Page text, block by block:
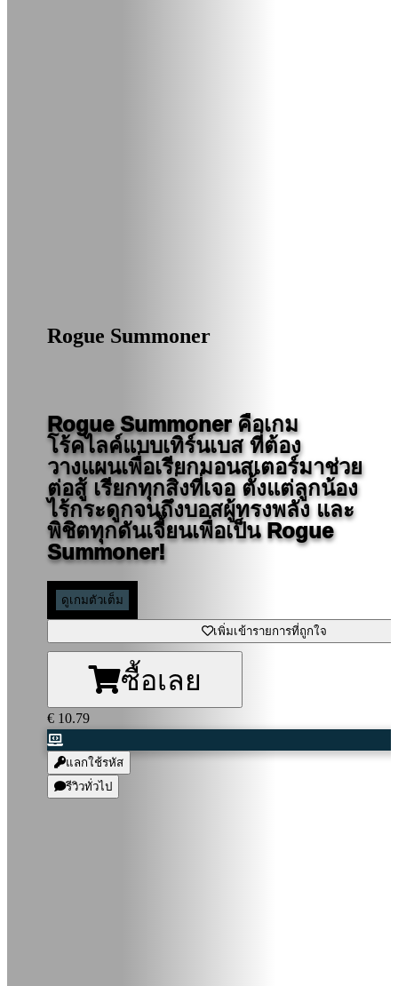
Rogue Summoner
Rogue Summoner คือเกม
โร้คไลค์แบบเทิร์นเบส ที่ต้อง
วางแผนเพื่อเรียกมอนสเตอร์มาช่วย
ต่อสู้ เรียกทุกสิ่งที่เจอ ตั้งแต่ลูกน้อง
ไร้กระดูกจนถึงบอสผู้ทรงพลัง และ
พิชิตทุกดันเจี้ยนเพื่อเป็น Rogue
Summoner!
ดูเกมตัวเต็ม
เพิ่มเข้ารายการที่ถูกใจ
ซื้อเลย
€ 10.79
แลกใช้รหัส
รีวิวทั่วไป